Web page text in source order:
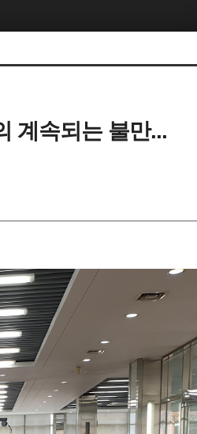
계속되는 불만...